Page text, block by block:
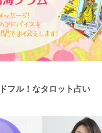
フル！なタロット占い